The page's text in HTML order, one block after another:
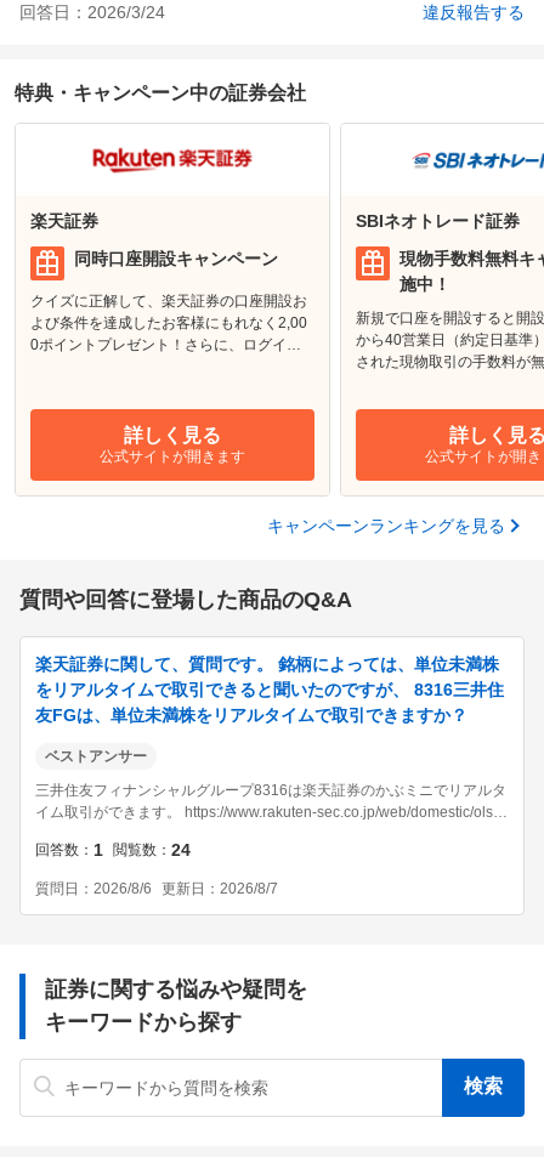
回答日： 2026/3/24 違反報告する
特典・キャンペーン中の証券会社
楽天証券
同時口座開設キャンペーン
クイズに正解して、楽天証券の口座開設お
よび条件を達成したお客様にもれなく2,00
0ポイントプレゼント！さらに、ログイン
ント！
詳しく見る
公式サイトが開きます
SBIネオトレード証券
現物手数料無料キ
施中！
新規で口座を開設すると開
から40営業日（約定日基準
された現物取引の手数料が
詳しく見
公式サイトが開
キャンペーンランキングを見る
質問や回答に登場した商品のQ&A
楽天証券に関して、質問です。 銘柄によっては、単位未満株
をリアルタイムで取引できると聞いたのですが、 8316三井住
友FGは、単位未満株をリアルタイムで取引できますか？
ベストアンサー
三井住友フィナンシャルグループ8316は楽天証券のかぶミニでリアルタ
イム取引ができます。 https://www.rakuten-sec.co.jp/web/domestic/ols/li
時点での価格を見ながら即座に売買を行うことが可能。
回答数 1 閲覧数 24
質問日 2026/8/6 更新日 2026/8/7
証券に関する悩みや疑問を
キーワードから探す